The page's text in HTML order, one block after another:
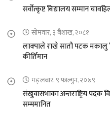
सर्वोत्कृष्ट बिद्यालय सम्मान
सोमवार, ३ बैशाख, २०८१
लाक्पाले राखे सातौ पटक मकालु
कीर्तिमान
मङ्लबार, ९ फाल्गुन, २०७९
संखुवासभाका अन्तराष्ट्रिय पदक
सम्ममानित